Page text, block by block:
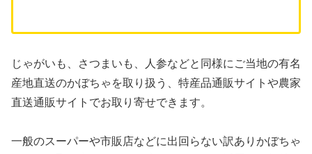
じゃがいも、さつまいも、人参などと同様にご当地の有名
産地直送のかぼちゃを取り扱う、特産品通販サイトや農家
直送通販サイトでお取り寄せできます。
一般のスーパーや市販店などに出回らない訳ありかぼちゃ